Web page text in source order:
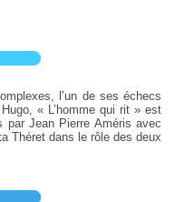
l’un de ses échecs
« L’homme qui rit » est
par Jean Pierre Améris avec
Théret dans le rôle des deux